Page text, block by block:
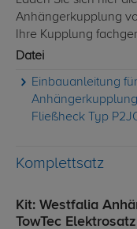
Anhängerkupplung
Ihre Kupplung
Datei
Einbauanleitung
Fließheck Typ
Komplettsatz
Kit: Westfalia
TowTec